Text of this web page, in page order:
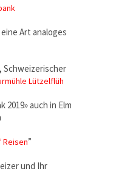
Art analoges
Schweizerischer
Lützelflüh
2019» auch in Elm
Reisen”
und Ihr